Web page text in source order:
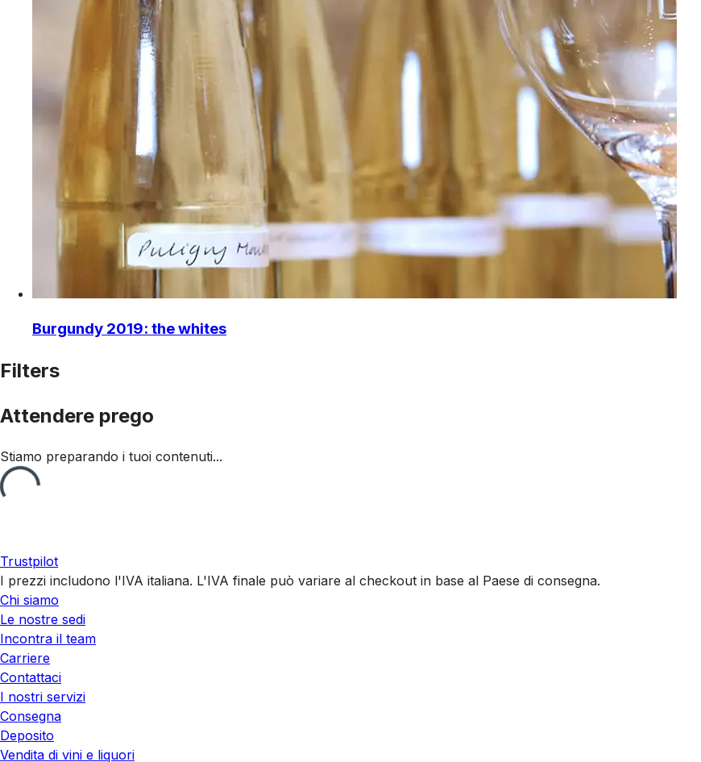
Burgundy 2019: the whites
Filters
Attendere prego
Stiamo preparando i tuoi contenuti...
Trustpilot
I prezzi includono l'IVA italiana. L'IVA finale può variare al checkout in base al Paese di consegna.
Chi siamo
Le nostre sedi
Incontra il team
Carriere
Contattaci
I nostri servizi
Consegna
Deposito
Vendita di vini e liquori